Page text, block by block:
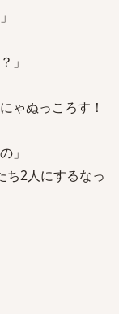
」
ゃぬっころす！
」
ち2人にするなっ